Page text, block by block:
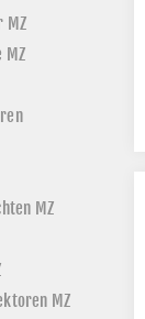
MZ
MZ
MZ
MZ